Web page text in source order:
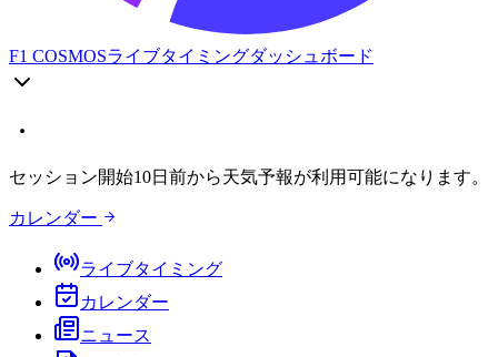
F1 COSMOSライブタイミングダッシュボード
セッション開始10日前から天気予報が利用可能になります。
カレンダー
ライブタイミング
カレンダー
ニュース